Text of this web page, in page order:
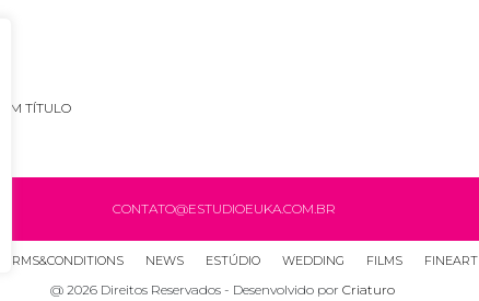
SEM TÍTULO
CONTATO@ESTUDIOEUKA.COM.BR
TERMS&CONDITIONS NEWS ESTÚDIO WEDDING FILMS FINEART
@ 2026 Direitos Reservados - Desenvolvido por Criaturo